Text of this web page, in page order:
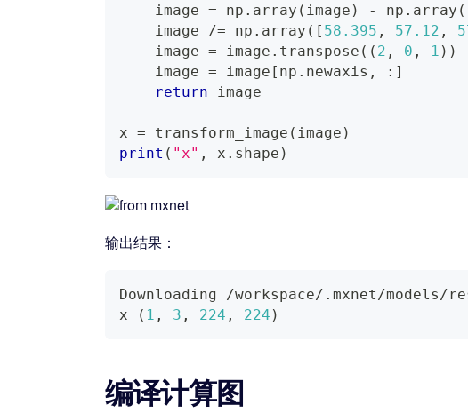
    image
= np . array ( image ) - np . array (
    image
/= np . array ( [ 58.395 , 57.12 ,
    image
= image . transpose ( ( 2 , 0 , 1 ) )
    image
= image [ np . newaxis , : ]
return image
x = transform_image ( image )
print ( "x" , x . shape )
输出结果：
Downloading /workspace/.mxnet/models/
x
( 1 , 3 , 224 , 224 )
编译计算图